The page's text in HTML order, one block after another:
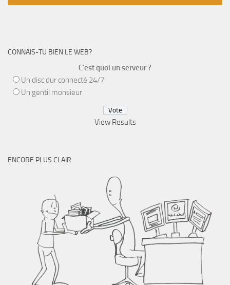
CONNAIS-TU BIEN LE WEB?
C'est quoi un serveur ?
Un disc dur connecté 24/7
Un gentil monsieur
View Results
ENCORE PLUS CLAIR